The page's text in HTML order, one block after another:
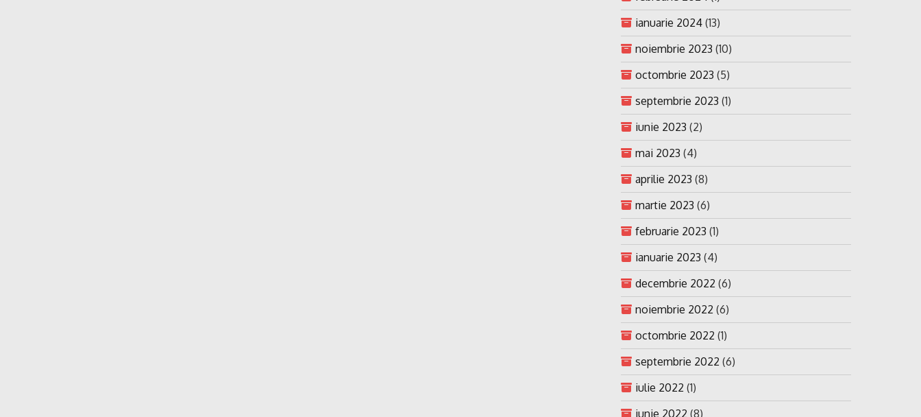
ianuarie 2024 (13)
noiembrie 2023 (10)
octombrie 2023 (5)
septembrie 2023 (1)
iunie 2023 (2)
mai 2023 (4)
aprilie 2023 (8)
martie 2023 (6)
februarie 2023 (1)
ianuarie 2023 (4)
decembrie 2022 (6)
noiembrie 2022 (6)
octombrie 2022 (1)
septembrie 2022 (6)
iulie 2022 (1)
iunie 2022 (8)